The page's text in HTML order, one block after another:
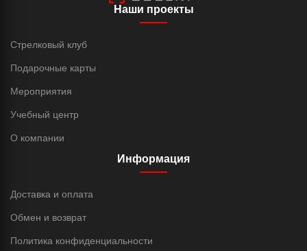
Наши проекты
Стрелковый клуб
Подарочные карты
Мероприятия
Учебный центр
О компании
Информация
Доставка и оплата
Обмен и возврат
Политика конфиденциальности